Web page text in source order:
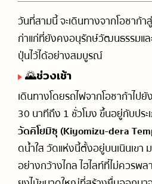
วันที่สามนี้ จะเดินทางจากโอซาก้า
ก่าแก่ที่ยังคงอนุรักษ์วัฒนธรรมแ
ปุ่นไว้ได้อย่างสมบูรณ์
🌄ช่วงเช้า
เดินทางโดยรถไฟจากโอซาก้าไปยั
30 นาทีถึง 1 ชั่วโมง ขึ้นอยู่กับประ
วัดคิโยมิซุ (Kiyomizu-dera
ดน้ำใส วัดแห่งนี้ตั้งอยู่บนเนินเขา
อย่างกว้างไกล ไฮไลท์ที่ไม่ควรพ